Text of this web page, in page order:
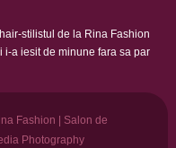
stilistul de la Rina Fashion
i-a iesit de minune fara sa par
Fashion | Salon de
Photography